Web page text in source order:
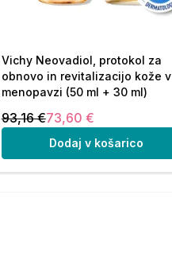
Vichy Neovadiol, protokol za
obnovo in revitalizacijo kože v
menopavzi (50 ml + 30 ml)
93,16 €73,60 €
Dodaj v košarico